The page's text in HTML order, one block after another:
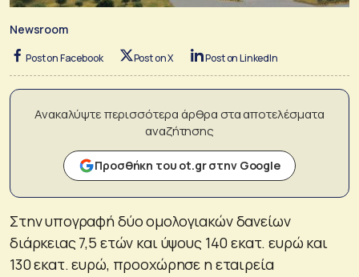
Newsroom
Post on Facebook Post on X Post on LinkedIn
Ανακαλύψτε περισσότερα άρθρα στα αποτελέσματα
αναζήτησης
Προσθήκη του ot.gr στην Google
Στην υπογραφή δύο ομολογιακών δανείων
διάρκειας 7,5 ετών και ύψους 140 εκατ. ευρώ και
130 εκατ. ευρώ, προοχώρησε η εταιρεία